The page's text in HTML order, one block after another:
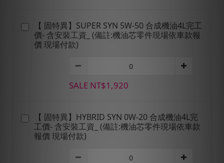
【 固特異】SUPER SYN 5W-50 合成機油4L完工
價- 含安裝工資_ (備註:機油芯零件現場依車款報
價 現場付款)
SALE NT$1,920
【 固特異】HYBRID SYN 0W-20 合成機油4L完
工價- 含安裝工資_ (備註:機油芯零件現場依車款
報價 現場付款)